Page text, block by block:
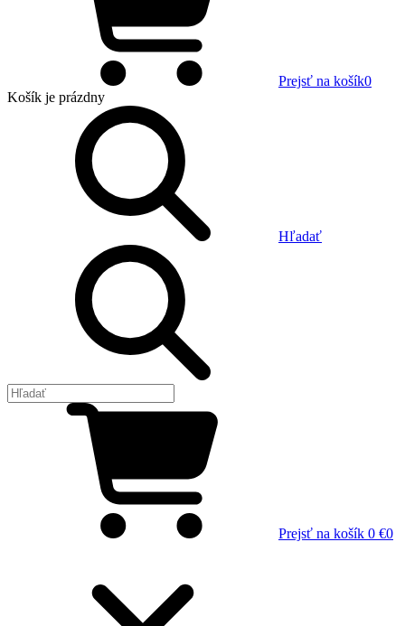
Prejsť na košík0
Košík je prázdny
Hľadať
Prejsť na košík 0 €0